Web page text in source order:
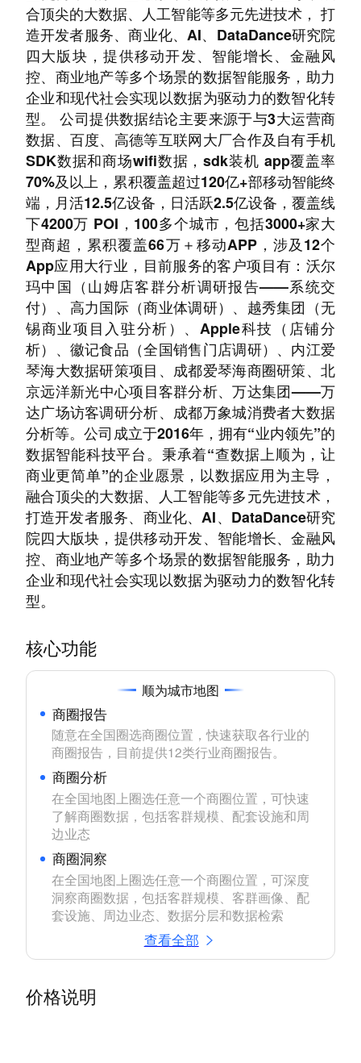
合顶尖的大数据、人工智能等多元先进技术， 打
造开发者服务、商业化、AI、DataDance研究院
四⼤版块，提供移动开发、智能增长、金融风
控、商业地产等多个场景的数据智能服务，助力
企业和现代社会实现以数据为驱动力的数智化转
型。 公司提供数据结论主要来源于与3大运营商
数据、百度、高德等互联网大厂合作及自有手机
SDK数据和商场wifi数据，sdk装机 app覆盖率
70%及以上，累积覆盖超过120亿+部移动智能终
端，月活12.5亿设备，日活跃2.5亿设备，覆盖线
下4200万 POI，100多个城市，包括3000+家大
型商超，累积覆盖66万＋移动APP，涉及12个
App应用大行业，目前服务的客户项目有：沃尔
玛中国（山姆店客群分析调研报告——系统交
付）、高力国际（商业体调研）、越秀集团（无
锡商业项目入驻分析）、Apple科技（店铺分
析）、徽记食品（全国销售门店调研）、内江爱
琴海大数据研策项目、成都爱琴海商圈研策、北
京远洋新光中心项目客群分析、万达集团——万
达广场访客调研分析、成都万象城消费者大数据
分析等。公司成立于2016年，拥有“业内领先”的
数据智能科技平台。秉承着“查数据上顺为，让
商业更简单”的企业愿景，以数据应用为主导，
融合顶尖的大数据、人工智能等多元先进技术，
打造开发者服务、商业化、AI、DataDance研究
院四⼤版块，提供移动开发、智能增长、金融风
控、商业地产等多个场景的数据智能服务，助力
企业和现代社会实现以数据为驱动力的数智化转
型。
核心功能
顺为城市地图
商圈报告
随意在全国圈选商圈位置，快速获取各行业的
商圈报告，目前提供12类行业商圈报告。
商圈分析
在全国地图上圈选任意一个商圈位置，可快速
了解商圈数据，包括客群规模、配套设施和周
边业态
商圈洞察
在全国地图上圈选任意一个商圈位置，可深度
洞察商圈数据，包括客群规模、客群画像、配
套设施、周边业态、数据分层和数据检索
查看全部
价格说明